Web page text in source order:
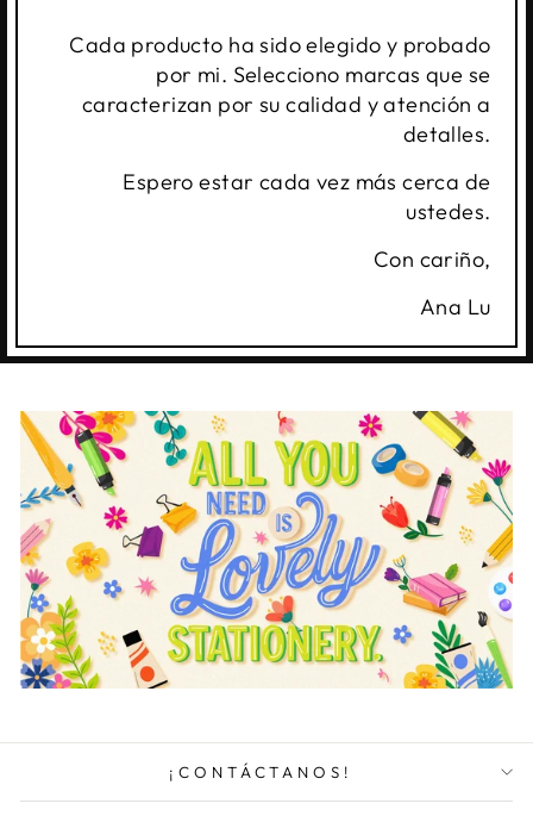
Cada producto ha sido elegido y probado
por mi. Selecciono marcas que se
caracterizan por su calidad y atención a
detalles.
Espero estar cada vez más cerca de
ustedes.
Con cariño,
Ana Lu
¡CONTÁCTANOS!